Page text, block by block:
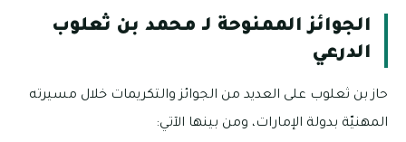
الجوائز الممنوحة لـ محمد بن ثعلوب
الدرعي
حاز بن ثعلوب على العديد من الجوائز والتكريمات خلال مسيرته
المهنيّة بدولة الإمارات، ومن بينها الآتي: